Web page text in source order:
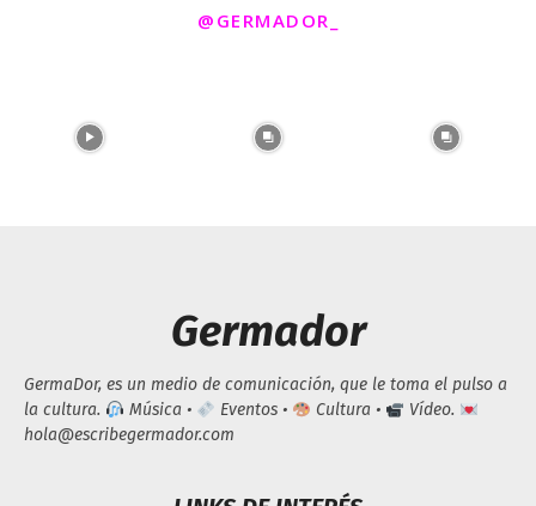
@GERMADOR_
Germador
GermaDor, es un medio de comunicación, que le toma el pulso a
la cultura.
Música • Eventos • Cultura •
Vídeo.
hola@escribegermador.com